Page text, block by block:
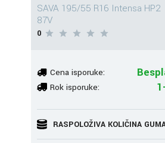
SAVA 195/55 R16 Intensa HP2
87V
0
Cena isporuke:
Rok isporuke:
RASPOLOŽIVA KOLIČINA